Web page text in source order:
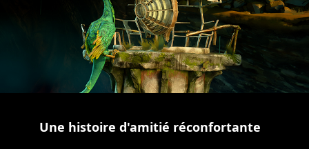
Une histoire d'amitié réconfortante